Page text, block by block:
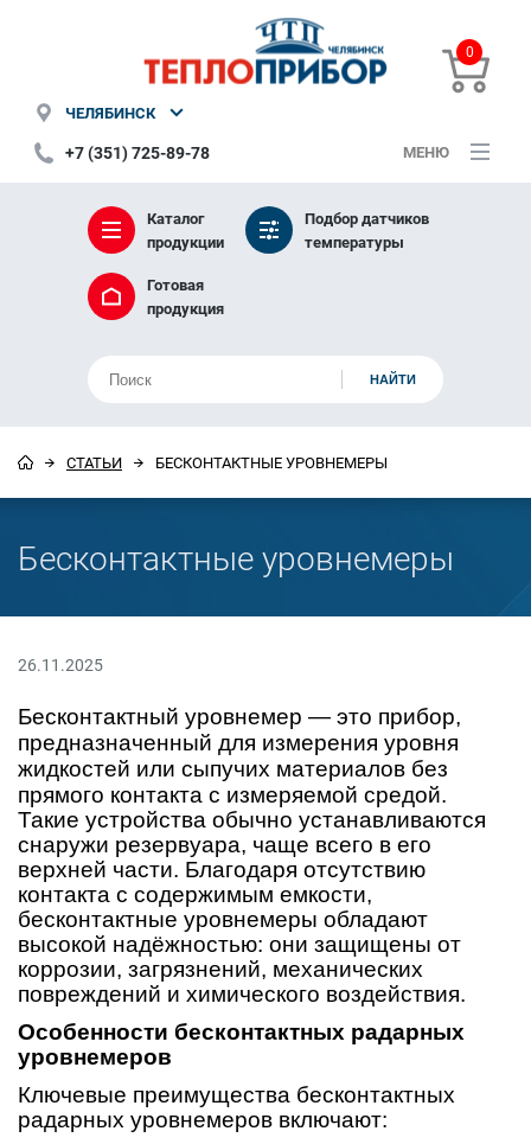
ЧЕЛЯБИНСК
+7 (351) 725-89-78 МЕНЮ
0
Каталог
продукции
Подбор датчиков
температуры
Готовая
продукция
СТАТЬИ БЕСКОНТАКТНЫЕ УРОВНЕМЕРЫ
Бесконтактные уровнемеры
26.11.2025
Бесконтактный уровнемер — это прибор,
предназначенный для измерения уровня
жидкостей или сыпучих материалов без
прямого контакта с измеряемой средой.
Такие устройства обычно устанавливаются
снаружи резервуара, чаще всего в его
верхней части. Благодаря отсутствию
контакта с содержимым емкости,
бесконтактные уровнемеры обладают
высокой надёжностью: они защищены от
коррозии, загрязнений, механических
повреждений и химического воздействия.
Особенности бесконтактных радарных
уровнемеров
Ключевые преимущества бесконтактных
радарных уровнемеров включают: